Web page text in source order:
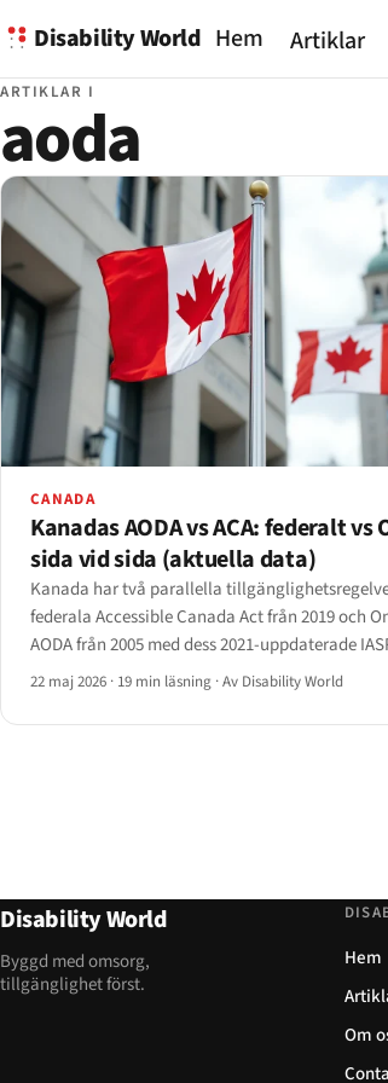
Disability World Hem Artiklar
ARTIKLAR I
aoda
CANADA
Kanadas AODA vs ACA: federalt vs
sida vid sida (aktuella data)
Kanada har två parallella
federala Accessible Canada Act från 2019 och
AODA från 2005 med dess 2021-uppdaterade
binder, när efterlevnadskraven slår till, vilka
22 maj 2026 · 19 min läsning ·Av Disability World
Disability World
Byggd med omsorg,
tillgänglighet först.
Hem
Om